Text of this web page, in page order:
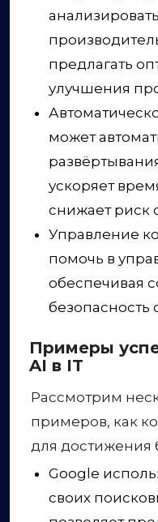
предлагать
улучшения
может
ускоряет
снижает риск
Управление
помочь в
обеспечивая
безопасность
Примеры
AI в IT
Рассмотрим
примеров, как
для достижения
Google
своих